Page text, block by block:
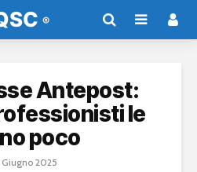
Antepost:
le
poco
Giugno 2025